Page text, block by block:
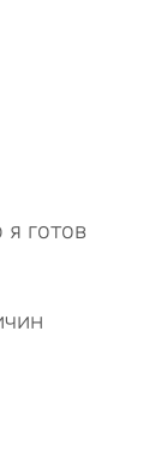
готов